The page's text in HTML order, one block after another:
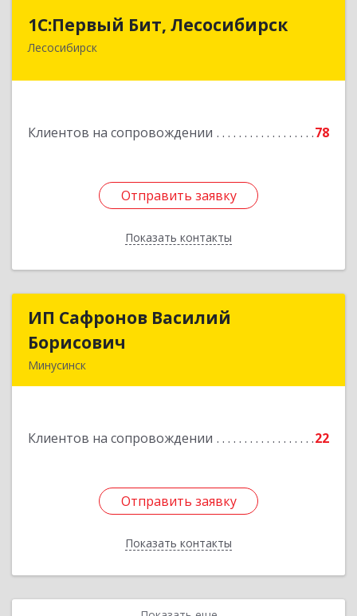
1С:Первый Бит, Лесосибирск
Лесосибирск
Клиентов на сопровождении 78
Отправить заявку
Показать контакты
1С:Первый Бит, Лесосибирск
662544, Красноярский край, Лесосибирск г,
Отправить заявку
Назад
ИП Сафронов Василий
Борисович
Минусинск
Клиентов на сопровождении 22
Отправить заявку
Показать контакты
ИП Сафронов Василий
Подробнее
Отправить заявку
Назад